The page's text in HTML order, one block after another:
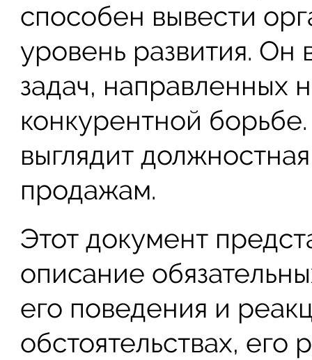
способен вывести
уровень развития. Он
задач, направленных
конкурентной
выглядит
продажам.
Этот документ
описание
его поведения и
обстоятельствах,